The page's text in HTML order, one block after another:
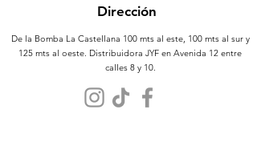
Dirección
De la Bomba La Castellana 100 mts al este, 100 mts al sur y
125 mts al oeste. Distribuidora JYF en Avenida 12 entre
calles 8 y 10.